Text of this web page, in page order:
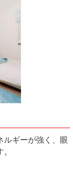
ルギーが強く、眼